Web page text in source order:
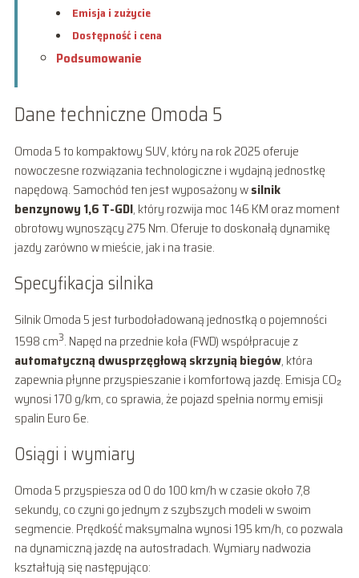
Emisja i zużycie
Dostępność i cena
Podsumowanie
Dane techniczne Omoda 5
Omoda 5 to kompaktowy SUV, który na rok 2025 oferuje
nowoczesne rozwiązania technologiczne i wydajną jednostkę
napędową. Samochód ten jest wyposażony wsilnik
benzynowy 1,6 T-GDI, który rozwija moc 146 KM oraz moment
obrotowy wynoszący 275 Nm. Oferuje to doskonałą dynamikę
jazdy zarówno w mieście, jak i na trasie.
Specyfikacja silnika
Silnik Omoda 5 jest turbodoładowaną jednostką o pojemności
1598 cm3. Napęd na przednie koła (FWD) współpracuje z
automatyczną dwusprzęgłową skrzynią biegów, która
zapewnia płynne przyspieszanie i komfortową jazdę. Emisja CO₂
wynosi 170 g/km, co sprawia, że pojazd spełnia normy emisji
spalin Euro 6e.
Osiągi i wymiary
Omoda 5 przyspiesza od 0 do 100 km/h w czasie około 7,8
sekundy, co czyni go jednym z szybszych modeli w swoim
segmencie. Prędkość maksymalna wynosi 195 km/h, co pozwala
na dynamiczną jazdę na autostradach. Wymiary nadwozia
kształtują się następująco: